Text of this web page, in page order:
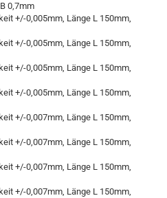
0,7mm
+/-0,005mm, Länge L 150mm,
+/-0,005mm, Länge L 150mm,
+/-0,005mm, Länge L 150mm,
+/-0,005mm, Länge L 150mm,
+/-0,007mm, Länge L 150mm,
+/-0,007mm, Länge L 150mm,
+/-0,007mm, Länge L 150mm,
+/-0,007mm, Länge L 150mm,